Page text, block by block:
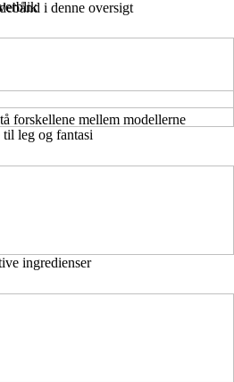
i denne oversigt
forskellene mellem modellerne
leg og fantasi
ingredienser